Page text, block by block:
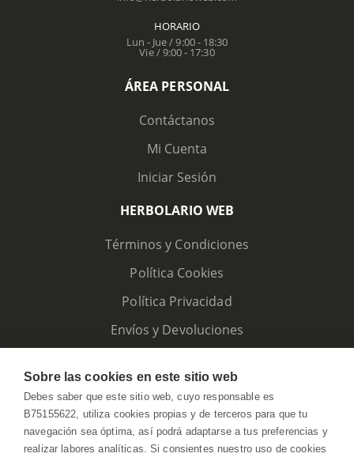
HORARIO
Lun - Jue / 9:00 - 18:30
Vie / 9:00 - 17:30
ÁREA PERSONAL
Contáctanos
Mi Cuenta
Iniciar Sesión
HERBOLARIO WEB
Términos y Condiciones
Política Cookies
Política Privacidad
Envíos y Devoluciones
Sobre las cookies en este sitio web
Debes saber que este sitio web, cuyo responsable es
B75155622, utiliza cookies propias y de terceros para que tu
navegación sea óptima, así podrá adaptarse a tus preferencias y
realizar labores analíticas. Si consientes nuestro uso de cookies